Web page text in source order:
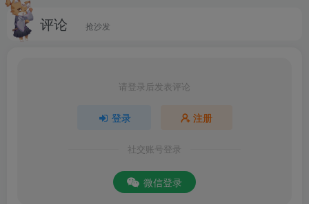
嘟嘟：一秒发起多人语音会议，可通过通讯录或自行拨号添
话题：可查看热门话题、最新话题并进行话题搜索;
日志：编写日志、查看日志，同时还可对日志详情做评价;
文库：查询上传文档详情，同时对文档进行删除、关注等，
评论 抢沙发
请登录后发表评论
登录 注册
社交账号登录
微信登录